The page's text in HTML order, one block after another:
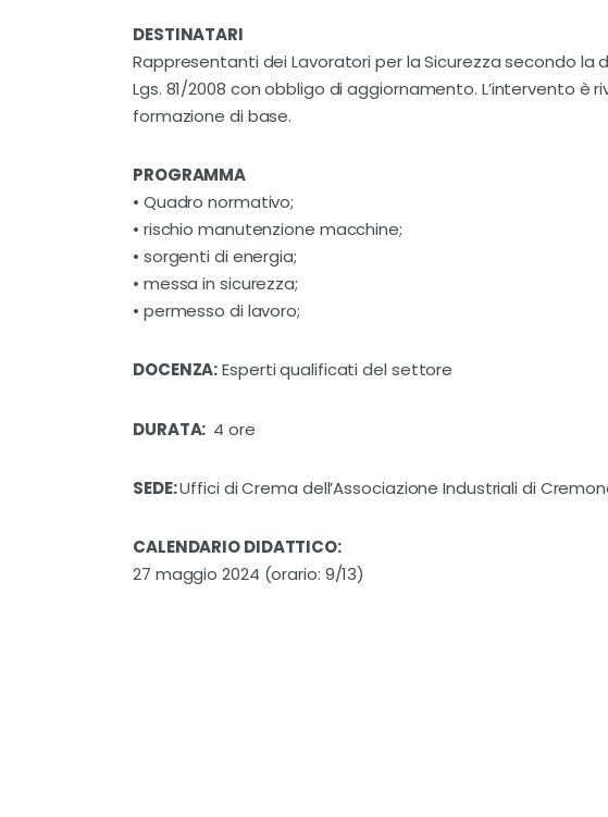
DESTINATARI
Rappresentanti dei Lavoratori per la Sicurezza secondo la
Lgs. 81/2008 con obbligo di aggiornamento. L’intervento è
formazione di base.
PROGRAMMA
• Quadro normativo;
• rischio manutenzione macchine;
• sorgenti di energia;
• messa in sicurezza;
• permesso di lavoro;
DOCENZA:Esperti qualificati del settore
DURATA: 4 ore
SEDE:Uffici di Crema dell’Associazione Industriali di
CALENDARIO DIDATTICO:
27 maggio 2024 (orario: 9/13)